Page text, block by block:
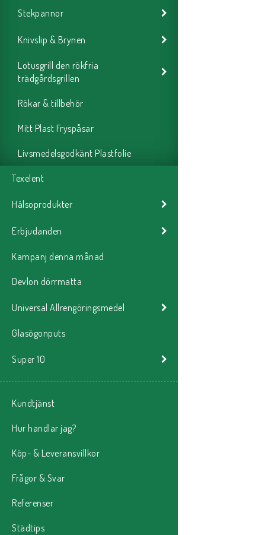
Stekpannor
Knivslip & Brynen
Lotusgrill den rökfria
trädgårdsgrillen
Rökar & tillbehör
Mitt Plast Fryspåsar
Livsmedelsgodkänt Plastfolie
Texelent
Hälsoprodukter
Erbjudanden
Kampanj denna månad
Devlon dörrmatta
Universal Allrengöringsmedel
Glasögonputs
Super 10
Kundtjänst
Hur handlar jag?
Köp- & Leveransvillkor
Frågor & Svar
Referenser
Städtips